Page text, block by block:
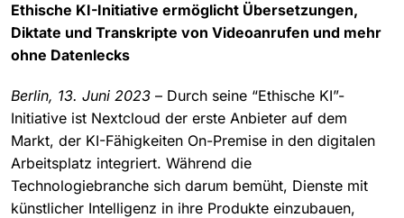
Ethische KI-Initiative ermöglicht Übersetzungen,
Diktate und Transkripte von Videoanrufen und mehr
ohne Datenlecks
Berlin, 13. Juni 2023 – Durch seine “Ethische KI”-
Initiative ist Nextcloud der erste Anbieter auf dem
Markt, der KI-Fähigkeiten On-Premise in den digitalen
Arbeitsplatz integriert. Während die
Technologiebranche sich darum bemüht, Dienste mit
künstlicher Intelligenz in ihre Produkte einzubauen,